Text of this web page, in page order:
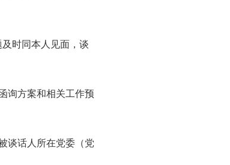
时同本人见面，谈
询方案和相关工作预
谈话人所在党委（党